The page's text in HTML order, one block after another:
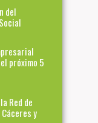
del
próximo 5
Red de
y